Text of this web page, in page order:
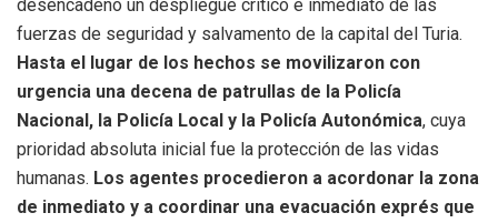
desencadenó un despliegue crítico e inmediato de las
fuerzas de seguridad y salvamento de la capital del Turia.
Hasta el lugar de los hechos se movilizaron con
urgencia una decena de patrullas de la Policía
Nacional, la Policía Local y la Policía Autonómica, cuya
prioridad absoluta inicial fue la protección de las vidas
humanas. Los agentes procedieron a acordonar la zona
de inmediato y a coordinar una evacuación exprés que